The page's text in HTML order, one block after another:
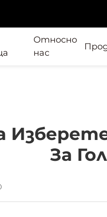
Относно
нас
За